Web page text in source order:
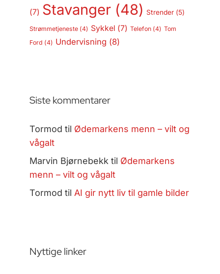
(7) Stavanger(48) Strender(5)
Strømmetjeneste(4) Sykkel (7) Telefon(4) Tom
Ford (4) Undervisning (8)
Siste kommentarer
Tormod til Ødemarkens menn – vilt og
vågalt
Marvin Bjørnebekk til Ødemarkens
menn – vilt og vågalt
Tormod til AI gir nytt liv til gamle bilder
Nyttige linker